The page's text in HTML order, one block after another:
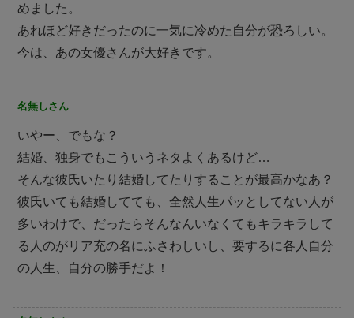
めました。
あれほど好きだったのに一気に冷めた自分が恐ろしい。
今は、あの女優さんが大好きです。
名無しさん
いやー、でもな？
結婚、独身でもこういうネタよくあるけど…
そんな彼氏いたり結婚してたりすることが最高かなあ？
彼氏いても結婚してても、全然人生パッとしてない人が
多いわけで、だったらそんなんいなくてもキラキラして
る人のがリア充の名にふさわしいし、要するに各人自分
の人生、自分の勝手だよ！